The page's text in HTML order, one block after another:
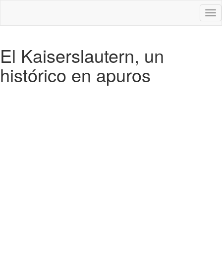
El Kaiserslautern, un
histórico en apuros